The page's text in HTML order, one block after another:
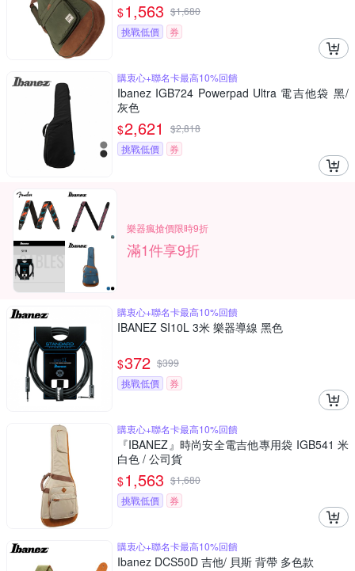
$1,563 $1,680
挑戰低價
券
購衷心+聯名卡最高10%回饋
Ibanez IGB724 Powerpad Ultra 電吉他袋 黑/
灰色
$2,621 $2,818
挑戰低價
券
樂器瘋搶價限時9折
滿1件享9折
購衷心+聯名卡最高10%回饋
IBANEZ SI10L 3米 樂器導線 黑色
$372 $399
挑戰低價
券
購衷心+聯名卡最高10%回饋
『IBANEZ』時尚安全電吉他專用袋 IGB541 米
白色 / 公司貨
$1,563 $1,680
挑戰低價
券
購衷心+聯名卡最高10%回饋
Ibanez DCS50D 吉他/ 貝斯 背帶 多色款